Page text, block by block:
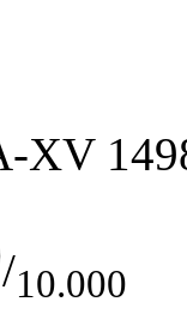
XV
/10.000